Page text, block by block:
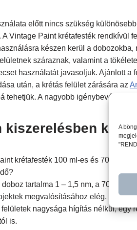
A
előtt nincs szükség
A Vintage Paint krétafesték rendkívül
készen kerül a
száraznak, valamint a
használatát javasoljuk. Ajánlott a
után, a krétás felület zárására az
tehetjük. A nagyobb igénybevételnek
kiszerelésben
krétafesték 100 ml-es és 700 ml-
doboz tartalma 1 – 1,5 nm, a 700 ml-
megvalósításához elég.
nagysága hígítás nélkül, egy
is.